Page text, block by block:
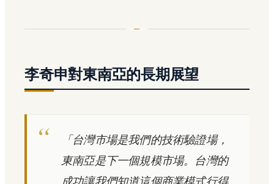
李奇申對東南亞的長期展望
「台灣市場是我們的技術驗證場，
東南亞是下一個規模市場。台灣的
成功讓我們知道這個商業模式行得